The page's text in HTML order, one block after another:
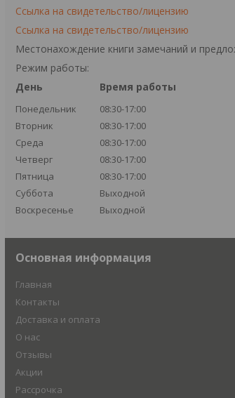
Ссылка на свидетельство/лицензию
Ссылка на свидетельство/лицензию
Местонахождение книги замечаний и
Режим работы:
День
Время работы
Понедельник
08:30-17:00
Вторник
08:30-17:00
Среда
08:30-17:00
Четверг
08:30-17:00
Пятница
08:30-17:00
Суббота
Выходной
Воскресенье
Выходной
Основная информация
Главная
Контакты
Доставка и оплата
О нас
Отзывы
Акции
Рассрочка